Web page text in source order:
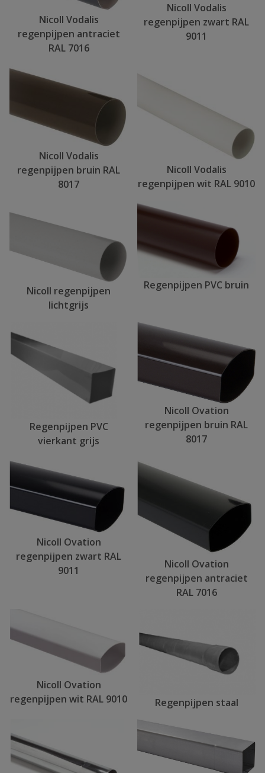
Nicoll Vodalis
regenpijpen antraciet
RAL 7016
Nicoll Vodalis
regenpijpen zwart RAL
9011
Nicoll Vodalis
regenpijpen bruin RAL
8017
Nicoll Vodalis
regenpijpen wit RAL 9010
Nicoll regenpijpen
lichtgrijs
Regenpijpen PVC bruin
Regenpijpen PVC
vierkant grijs
Nicoll Ovation
regenpijpen bruin RAL
8017
Nicoll Ovation
regenpijpen zwart RAL
9011
Nicoll Ovation
regenpijpen antraciet
RAL 7016
Nicoll Ovation
regenpijpen wit RAL 9010
Regenpijpen staal